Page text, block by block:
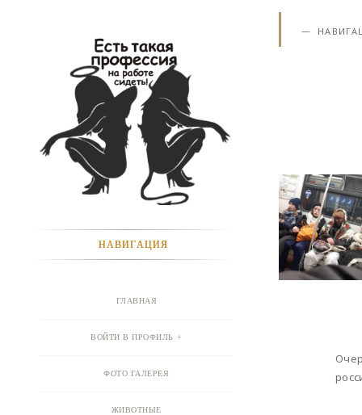
НАВИГАЦИЯ
ГЛАВНАЯ
ВОЙТИ В ПРОФИЛЬ
ФОТО ГАЛЕРЕЯ
ЖИВОТНЫЕ